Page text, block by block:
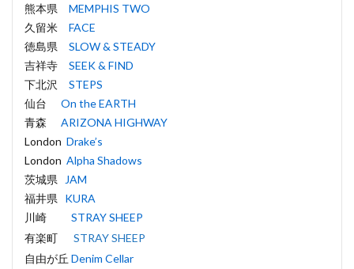
熊本県 MEMPHIS TWO
久留米 FACE
徳島県 SLOW & STEADY
吉祥寺 SEEK & FIND
下北沢 STEPS
仙台 On the EARTH
青森 ARIZONA HIGHWAY
London Drake’s
London Alpha Shadows
茨城県
JAM
福井県 KURA
川崎 STRAY SHEEP
有楽町
STRAY SHEEP
自由が丘 Denim Cellar